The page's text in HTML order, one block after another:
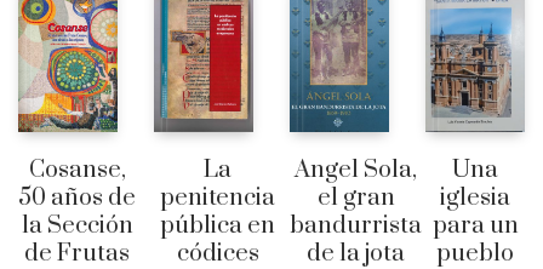
Cosanse,
50 años de
la Sección
de Frutas
La
penitencia
pública en
códices
Angel Sola,
el gran
bandurrista
de la jota
Una
iglesia
para un
pueblo